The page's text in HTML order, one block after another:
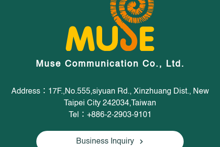
Muse Communication Co., Ltd.
Address：17F.,No.555,siyuan Rd., Xinzhuang Dist., New
Taipei City 242034,Taiwan
Tel：+886-2-2903-9101
Business Inquiry